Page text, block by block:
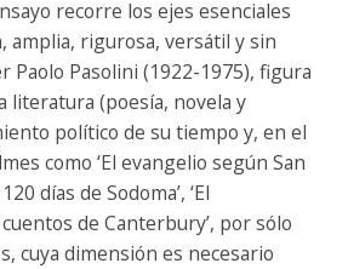
recorre los ejes esenciales
amplia, rigurosa, versátil y sin
Paolo Pasolini (1922-1975), figura
literatura (poesía, novela y
político de su tiempo y, en el
como ‘El evangelio según San
días de Sodoma’, ‘El
cuentos de Canterbury’, por sólo
cuya dimensión es necesario